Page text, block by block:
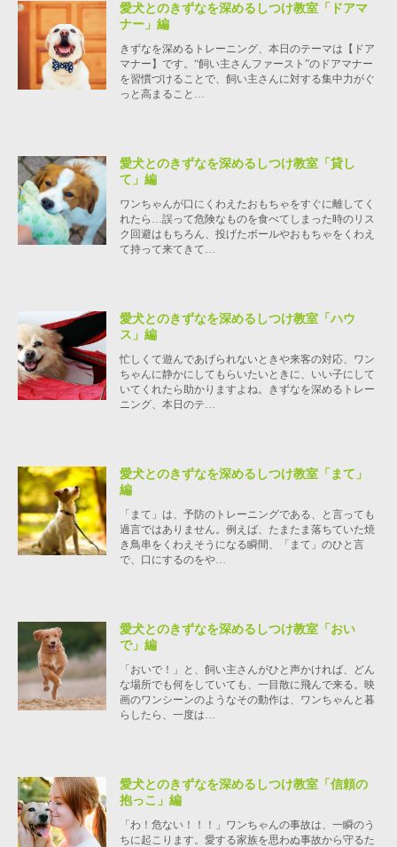
愛犬とのきずなを深めるしつけ教室「ドアマ
ナー」編
きずなを深めるトレーニング、本日のテーマは【ドア
マナー】です。“飼い主さんファースト”のドアマナー
を習慣づけることで、飼い主さんに対する集中力がぐ
っと高まること…
愛犬とのきずなを深めるしつけ教室「貸し
て」編
ワンちゃんが口にくわえたおもちゃをすぐに離してく
れたら…誤って危険なものを食べてしまった時のリス
ク回避はもちろん、投げたボールやおもちゃをくわえ
て持って来てきて…
愛犬とのきずなを深めるしつけ教室「ハウ
ス」編
忙しくて遊んであげられないときや来客の対応、ワン
ちゃんに静かにしてもらいたいときに、いい子にして
いてくれたら助かりますよね。きずなを深めるトレー
ニング、本日のテ…
愛犬とのきずなを深めるしつけ教室「まて」
編
「まて」は、予防のトレーニングである、と言っても
過言ではありません。例えば、たまたま落ちていた焼
き鳥串をくわえそうになる瞬間、「まて」のひと言
で、口にするのをや…
愛犬とのきずなを深めるしつけ教室「おい
で」編
「おいで！」と、飼い主さんがひと声かければ、どん
な場所でも何をしていても、一目散に飛んで来る。映
画のワンシーンのようなその動作は、ワンちゃんと暮
らしたら、一度は…
愛犬とのきずなを深めるしつけ教室「信頼の
抱っこ」編
「わ！危ない！！！」ワンちゃんの事故は、一瞬のう
ちに起こります。愛する家族を思わぬ事故から守るた